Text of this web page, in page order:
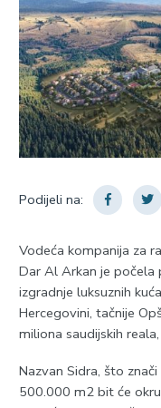
Podijeli na:
Vodeća kompanija za
Dar Al Arkan je počela
izgradnje luksuznih
Hercegovini, tačnije
miliona saudijskih
Nazvan Sidra, što
500.000 m2 bit će